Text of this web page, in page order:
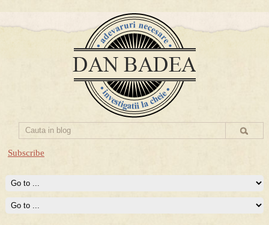
Subscribe
Prima mea carte publicata (Nemira)
Averea Presedintelui: prima lucrare despre controversatele
conturi secrete ale Securitatii.